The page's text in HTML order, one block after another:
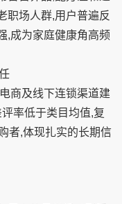
职场人群,用户普遍反
,成为家庭健康角高频
商及线下连锁渠道建
率低于类目均值,复
者,体现扎实的长期信